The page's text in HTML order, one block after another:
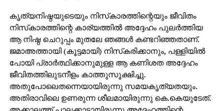
കൃത്യനിഷ്ഠയുടെയും നിസ്‌കാരത്തിന്റെയും ജീവിതം
നിസ്‌കാരത്തിന്റെ കാര്യത്തില്‍ അദ്ദേഹം പുലര്‍ത്തിയ
ആ നിഷ്ഠ ചെറുപ്പം മുതലേ ഞങ്ങള്‍ കണ്ടറിഞ്ഞതാണ്.
ജമാഅത്തായി (കൂട്ടമായി) നിസ്‌കരിക്കാനും, പള്ളിയില്‍
പോയി പ്രാര്‍ത്ഥിക്കാനുമുള്ള ആ കണിശത അദ്ദേഹം
ജീവിതത്തിലുടനീളം കാത്തുസൂക്ഷിച്ചു.
അതുപോലെതന്നെയായിരുന്നു സമയകൃത്യതയും.
അതിരാവിലെ ഉണരുന്ന ശീലമായിരുന്നു കെ.കെയുടേത്.